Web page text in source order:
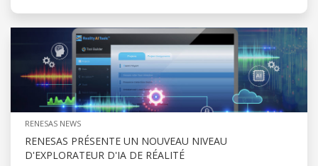
RENESAS NEWS
RENESAS PRÉSENTE UN NOUVEAU NIVEAU
D'EXPLORATEUR D'IA DE RÉALITÉ